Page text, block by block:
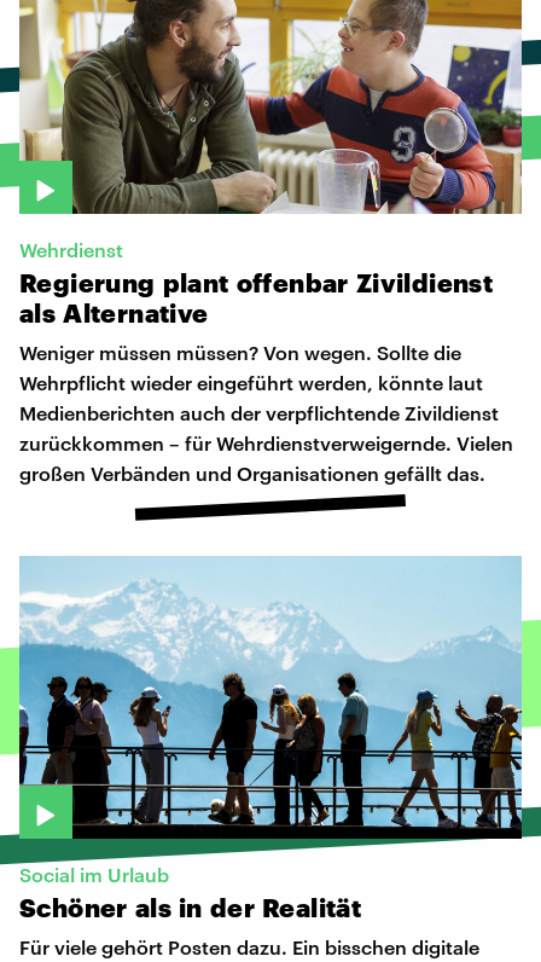
Wehrdienst
Regierung plant offenbar Zivildienst
als Alternative
Weniger müssen müssen? Von wegen. Sollte die
Wehrpflicht wieder eingeführt werden, könnte laut
Medienberichten auch der verpflichtende Zivildienst
zurückkommen – für Wehrdienstverweigernde. Vielen
großen Verbänden und Organisationen gefällt das.
Social im Urlaub
Schöner als in der Realität
Für viele gehört Posten dazu. Ein bisschen digitale